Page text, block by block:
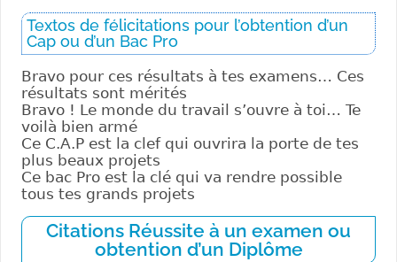
Textos de félicitations pour l’obtention d’un
Cap ou d’un Bac Pro
Bravo pour ces résultats à tes examens… Ces
résultats sont mérités
Bravo ! Le monde du travail s’ouvre à toi… Te
voilà bien armé
Ce C.A.P est la clef qui ouvrira la porte de tes
plus beaux projets
Ce bac Pro est la clé qui va rendre possible
tous tes grands projets
Citations Réussite à un examen ou
obtention d’un Diplôme